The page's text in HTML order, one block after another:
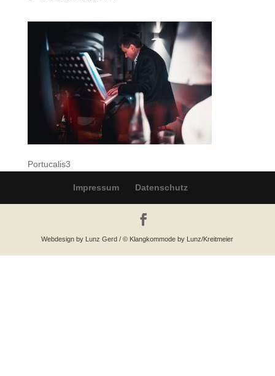
Portucalis3
Impressum Datenschutz
Webdesign by Lunz Gerd / © Klangkommode by Lunz/Kreitmeier